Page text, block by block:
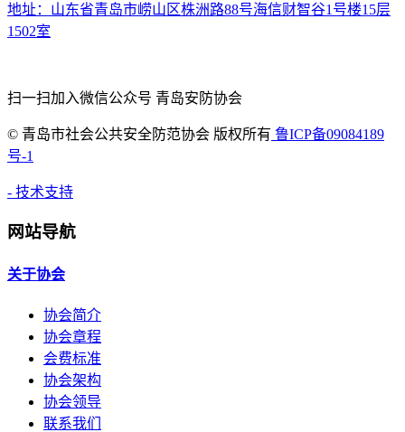
地址：山东省青岛市崂山区株洲路88号海信财智谷1号楼15层
1502室
扫一扫加入微信公众号 青岛安防协会
© 青岛市社会公共安全防范协会 版权所有 鲁ICP备09084189
号-1
- 技术支持
网站导航
关于协会
协会简介
协会章程
会费标准
协会架构
协会领导
联系我们